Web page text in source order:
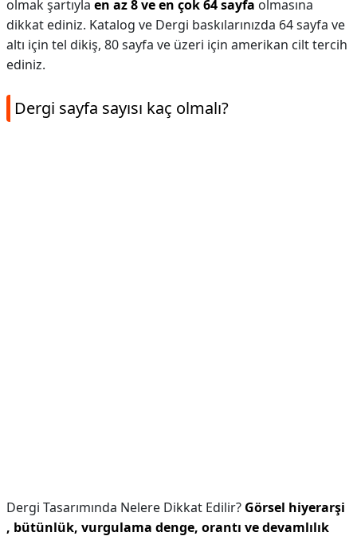
olmak şartıyla en az 8 ve en çok 64 sayfa olmasına
dikkat ediniz. Katalog ve Dergi baskılarınızda 64 sayfa ve
altı için tel dikiş, 80 sayfa ve üzeri için amerikan cilt tercih
ediniz.
Dergi sayfa sayısı kaç olmalı?
Dergi Tasarımında Nelere Dikkat Edilir? Görsel hiyerarşi
, bütünlük, vurgulama denge, orantı ve devamlılık